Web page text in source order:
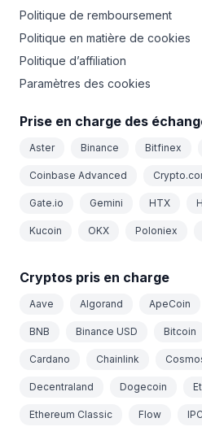
Politique de remboursement
Politique en matière de cookies
Politique d’affiliation
Paramètres des cookies
Prise en charge des
Aster Binance Bitfinex
Coinbase Advanced
Gate.io Gemini HTX
Kucoin OKX Poloniex
Cryptos pris en charge
Aave Algorand ApeCoin
BNB Binance USD Bitcoin
Cardano Chainlink
Decentraland Dogecoin
Ethereum Classic Flow